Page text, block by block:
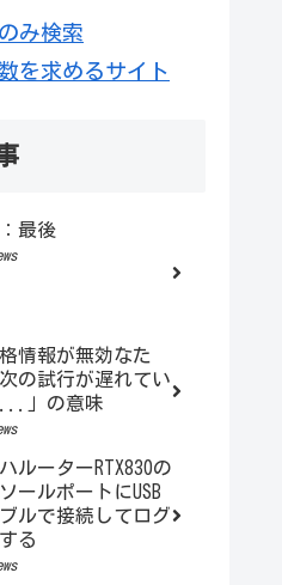
み検索
を求めるサイト
最後
格情報が無効なた
の試行が遅れてい
...」の意味
ルーターRTX830の
ールポートにUSB
ルで接続してログ
る